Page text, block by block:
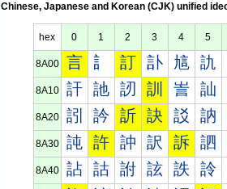
Chinese, Japanese and Korean (CJK) unified
hex 0 1 2 3 4 5
8A00 言 訁 訂 訃 訄 訅
8A10 訐 訑 訒 訓 訔 訕
8A20 訠 訡 訢 訣 訤 訥
8A30 訰 許 訲 訳 訴 訵
8A40 詀 詁 詂 詃 詄 詅